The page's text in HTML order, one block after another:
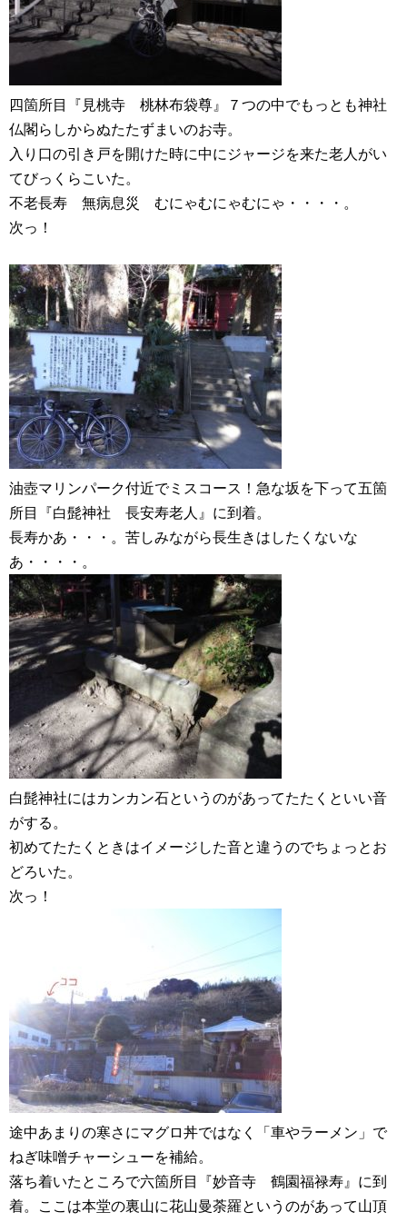
四箇所目『見桃寺 桃林布袋尊』７つの中でもっとも神社
仏閣らしからぬたたずまいのお寺。
入り口の引き戸を開けた時に中にジャージを来た老人がい
てびっくらこいた。
不老長寿 無病息災 むにゃむにゃむにゃ・・・・。
次っ！
油壺マリンパーク付近でミスコース！急な坂を下って五箇
所目『白髭神社 長安寿老人』に到着。
長寿かあ・・・。苦しみながら長生きはしたくないな
あ・・・・。
白髭神社にはカンカン石というのがあってたたくといい音
がする。
初めてたたくときはイメージした音と違うのでちょっとお
どろいた。
次っ！
途中あまりの寒さにマグロ丼ではなく「車やラーメン」で
ねぎ味噌チャーシューを補給。
落ち着いたところで六箇所目『妙音寺 鶴園福禄寿』に到
着。ここは本堂の裏山に花山曼荼羅というのがあって山頂